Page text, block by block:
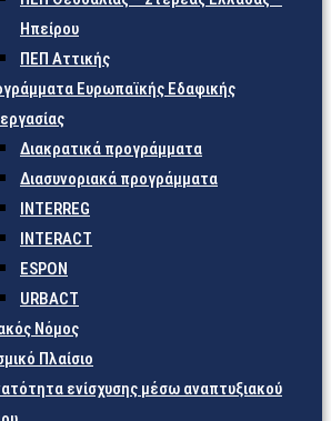
Ηπείρου
ΠΕΠ Αττικής
Ευρωπαϊκής Εδαφικής
Διακρατικά προγράμματα
Διασυνοριακά προγράμματα
INTERREG
INTERACT
ESPON
URBACT
Νόμος
Πλαίσιο
ενίσχυσης μέσω αναπτυξιακού